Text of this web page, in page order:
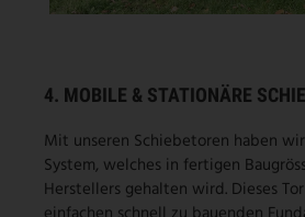
4. MOBILE & STATIONÄRE
Mit unseren Schiebetoren haben
System, welches in fertigen
Herstellers gehalten wird. Dieses